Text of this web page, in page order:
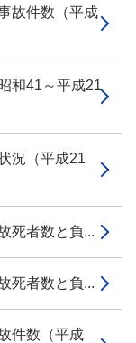
故件数（平成
和41～平成21
況（平成21
死者数と負...
死者数と負...
件数（平成